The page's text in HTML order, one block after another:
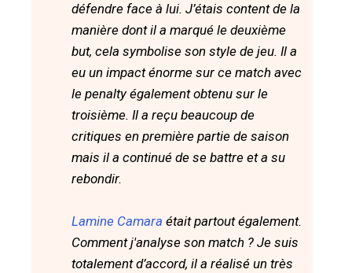
défendre face à lui. J’étais content de la
manière dont il a marqué le deuxième
but, cela symbolise son style de jeu. Il a
eu un impact énorme sur ce match avec
le penalty également obtenu sur le
troisième. Il a reçu beaucoup de
critiques en première partie de saison
mais il a continué de se battre et a su
rebondir.
Lamine Camara était partout également.
Comment j'analyse son match ? Je suis
totalement d’accord, il a réalisé un très